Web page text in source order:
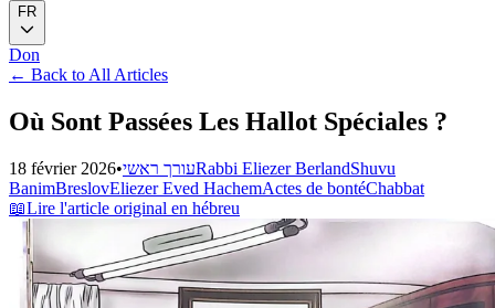
FR
Don
← Back to All Articles
Où Sont Passées Les Hallot Spéciales ?
18 février 2026•עורך ראשיRabbi Eliezer BerlandShuvu
BanimBreslovEliezer Eved HachemActes de bontéChabbat
📖Lire l'article original en hébreu